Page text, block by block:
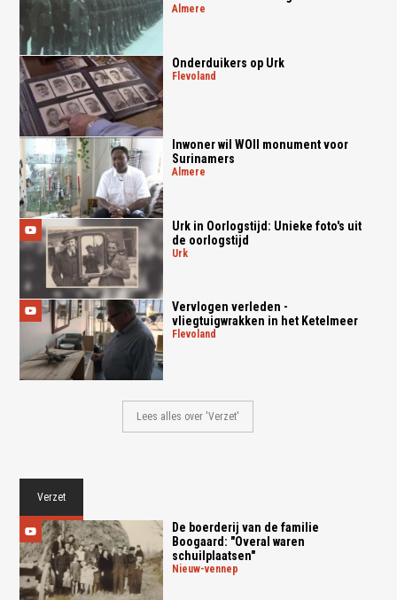
almere
Onderduikers op Urk
flevoland
Inwoner wil WOII monument voor
Surinamers
almere
Urk in Oorlogstijd: Unieke foto's uit
de oorlogstijd
urk
Vervlogen verleden -
vliegtuigwrakken in het Ketelmeer
flevoland
Lees alles over 'Verzet'
Verzet
De boerderij van de familie
Boogaard: "Overal waren
schuilplaatsen"
nieuw-vennep